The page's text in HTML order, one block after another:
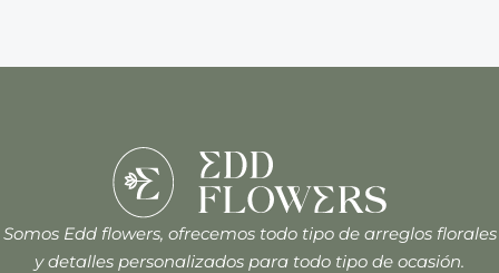
Somos Edd flowers, ofrecemos todo tipo de arreglos florales
y detalles personalizados para todo tipo de ocasión.